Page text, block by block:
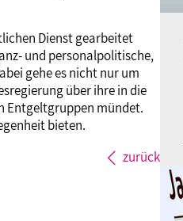
Dienst gearbeitet
und personalpolitische,
gehe es nicht nur um
über ihre in die
Entgeltgruppen mündet.
bieten.
zurück